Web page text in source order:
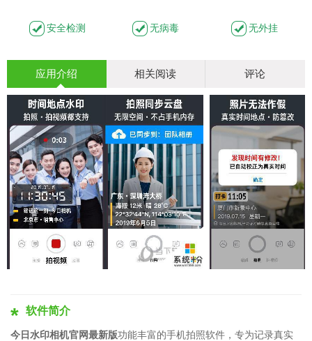
安全检测 无病毒 无外挂
应用介绍 相关阅读 评论
软件简介
今日水印相机官网最新版功能丰富的手机拍照软件，专为记录真实